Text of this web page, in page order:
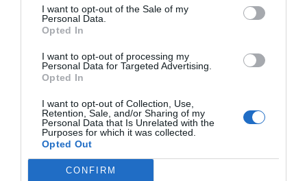
I want to opt-out of the Sale of my
Personal Data.
Opted In
I want to opt-out of processing my
Personal Data for Targeted Advertising.
Opted In
I want to opt-out of Collection, Use,
Retention, Sale, and/or Sharing of my
Personal Data that Is Unrelated with the
Purposes for which it was collected.
Opted Out
CONFIRM